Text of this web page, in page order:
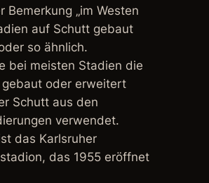
Bemerkung „im Westen
auf Schutt gebaut
so ähnlich.
bei meisten Stadien die
oder erweitert
Schutt aus den
verwendet.
das Karlsruher
das 1955 eröffnet